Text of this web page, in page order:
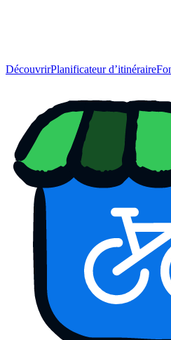
DécouvrirPlanificateur d’itinéraire